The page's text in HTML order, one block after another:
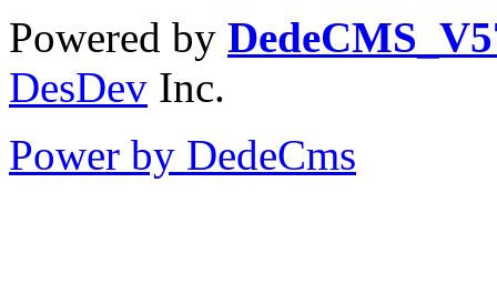
Powered by
DesDev Inc.
Power by DedeCms